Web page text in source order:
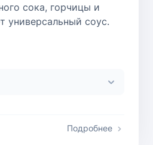
сока, горчицы и
универсальный соус.
Подробнее